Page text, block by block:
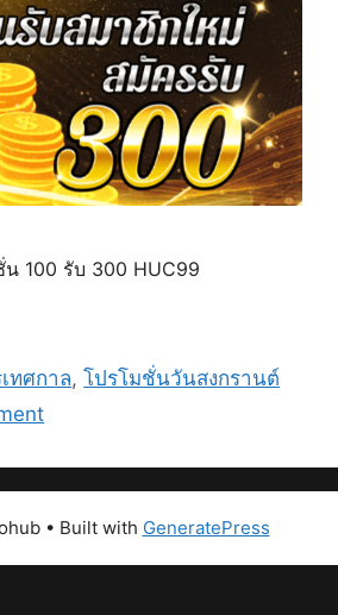
น 100 รับ 300 HUC99
ทศกาล,โปรโมชั่นวันสงกรานต์
• Built with GeneratePress